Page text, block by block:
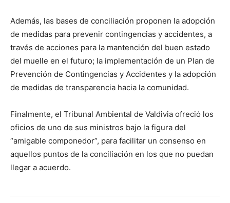
Además, las bases de conciliación proponen la adopción
de medidas para prevenir contingencias y accidentes, a
través de acciones para la mantención del buen estado
del muelle en el futuro; la implementación de un Plan de
Prevención de Contingencias y Accidentes y la adopción
de medidas de transparencia hacia la comunidad.
Finalmente, el Tribunal Ambiental de Valdivia ofreció los
oficios de uno de sus ministros bajo la figura del
“amigable componedor”, para facilitar un consenso en
aquellos puntos de la conciliación en los que no puedan
llegar a acuerdo.